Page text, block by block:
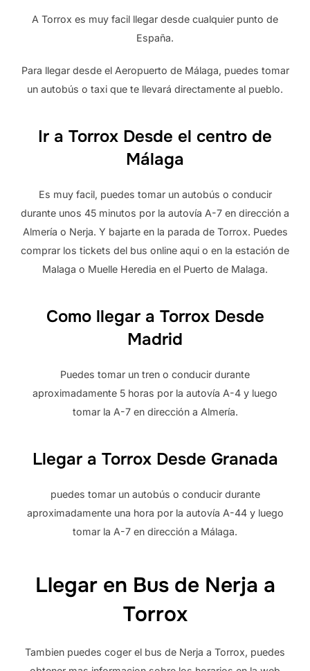
A Torrox es muy facil llegar desde cualquier punto de
España.
Para llegar desde el Aeropuerto de Málaga, puedes tomar
un autobús o taxi que te llevará directamente al pueblo.
Ir a Torrox Desde el centro de
Málaga
Es muy facil, puedes tomar un autobús o conducir
durante unos 45 minutos por la autovía A-7 en dirección a
Almería o Nerja. Y bajarte en la parada de Torrox. Puedes
comprar los tickets del bus online aqui o en la estación de
Malaga o Muelle Heredia en el Puerto de Malaga.
Como llegar a Torrox Desde
Madrid
Puedes tomar un tren o conducir durante
aproximadamente 5 horas por la autovía A-4 y luego
tomar la A-7 en dirección a Almería.
Llegar a Torrox Desde Granada
puedes tomar un autobús o conducir durante
aproximadamente una hora por la autovía A-44 y luego
tomar la A-7 en dirección a Málaga.
Llegar en Bus de Nerja a
Torrox
Tambien puedes coger el bus de Nerja a Torrox, puedes